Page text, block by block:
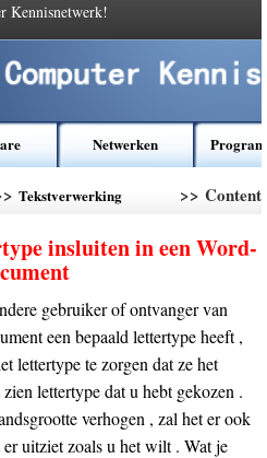
Kennisnetwerk!
Netwerken
Tekstverwerking
>> Content
insluiten in een Word-
gebruiker of ontvanger van
een bepaald lettertype heeft ,
lettertype te zorgen dat ze het
lettertype dat u hebt gekozen .
verhogen , zal het er ook
uitziet zoals u het wilt . Wat je